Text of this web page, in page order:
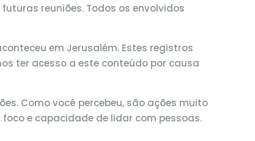
reuniões. Todos os envolvidos
em Jerusalém. Estes registros
ter acesso a este conteúdo por causa
Como você percebeu, são ações muito
e capacidade de lidar com pessoas.